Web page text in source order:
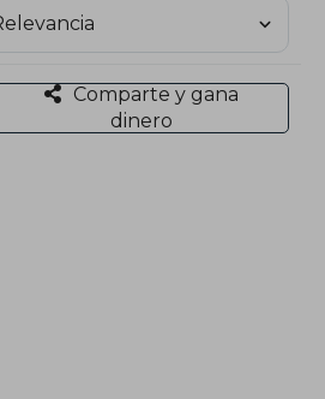
Comparte y gana
dinero